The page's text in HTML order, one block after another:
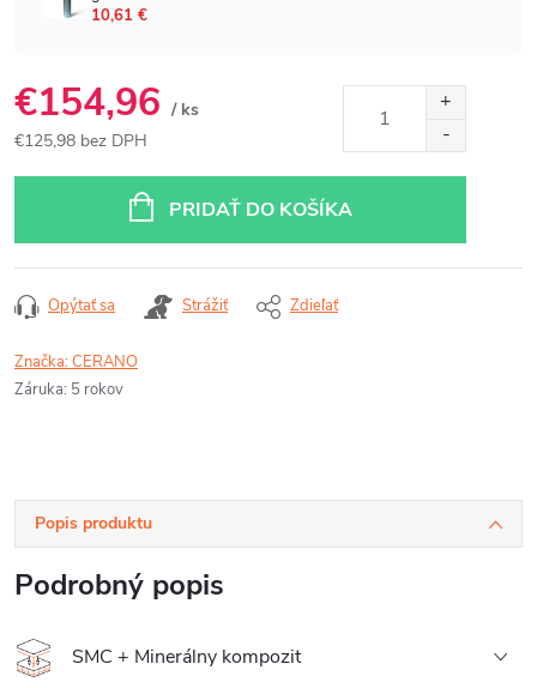
€154,96 / ks
€125,98 bez DPH
PRIDAŤ DO KOŠÍKA
Opýtať sa Strážiť Zdieľať
Značka:CERANO
Záruka: 5 rokov
Popis produktu
Podrobný popis
SMC + Minerálny kompozit